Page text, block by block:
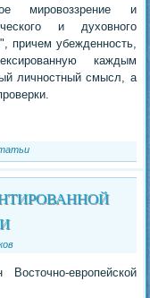
мировоззрение и
и духовного
причем убежденность,
каждым
личностный смысл, а
европейской